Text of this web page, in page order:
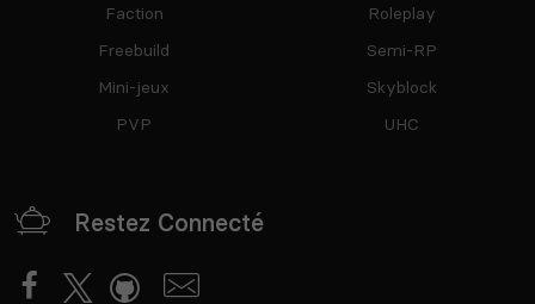
Faction
Freebuild
Mini-jeux
PVP
Roleplay
Semi-RP
Skyblock
UHC
Restez Connecté